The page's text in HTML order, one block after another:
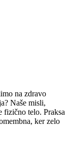
na zdravo
Naše misli,
fizično telo. Praksa
ker zelo